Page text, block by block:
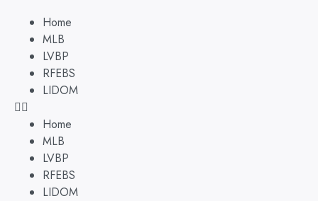
Home
MLB
LVBP
RFEBS
LIDOM
Home
MLB
LVBP
RFEBS
LIDOM